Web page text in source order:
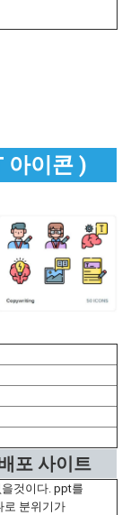
아이콘 )
포 사이트
것이다. ppt를
로 분위기가